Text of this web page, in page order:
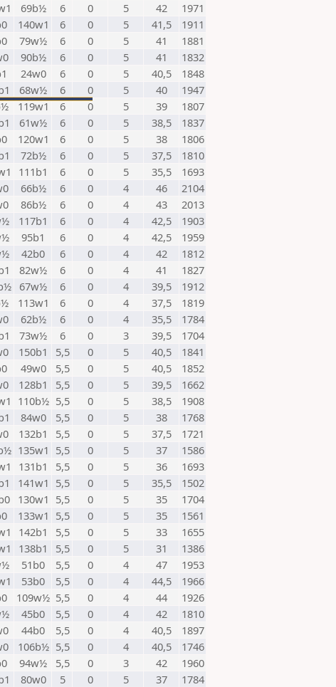
69b½ 6 0 5 42
1971
140w1 6 0 5 41,5
1911
79w½ 6 0 5 41
1881
90b½ 6 0 5 41
1832
24w0 6 0 5 40,5
1848
68w½ 6 0 5 40
1947
119w1 6 0 5 39
1807
61w½ 6 0 5 38,5
1837
120w1 6 0 5 38
1806
72b½ 6 0 5 37,5
1810
111b1 6 0 5 35,5
1693
66b½ 6 0 4 46
2104
86b½ 6 0 4 43
2013
117b1 6 0 4 42,5
1903
95b1 6 0 4 42,5
1959
42b0 6 0 4 42
1812
82w½ 6 0 4 41
1827
67w½ 6 0 4 39,5
1912
113w1 6 0 4 37,5
1819
62b½ 6 0 4 35,5
1784
73w½ 6 0 3 39,5
1704
150b1 5,5 0 5 40,5
1841
49w0 5,5 0 5 40,5
1852
128b1 5,5 0 5 39,5
1662
110b½ 5,5 0 5 38,5
1908
84w0 5,5 0 5 38
1768
132b1 5,5 0 5 37,5
1721
135w1 5,5 0 5 37
1586
131b1 5,5 0 5 36
1693
141w1 5,5 0 5 35,5
1502
130w1 5,5 0 5 35
1704
133w1 5,5 0 5 35
1561
142b1 5,5 0 5 33
1655
138b1 5,5 0 5 31
1386
51b0 5,5 0 4 47
1953
53b0 5,5 0 4 44,5
1966
109w½ 5,5 0 4 44
1926
45b0 5,5 0 4 42
1810
44b0 5,5 0 4 40,5
1897
106b½ 5,5 0 4 40,5
1746
94w½ 5,5 0 3 42
1960
80w0 5 0 5 37
1784